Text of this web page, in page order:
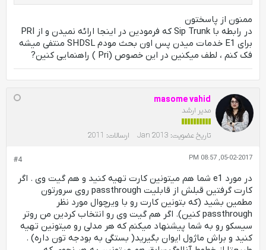
ممنون از پاسختون
در رابطه با Sip Trunk که فرمودین در اینجا ارائه نمیدن و از PRI
برای E1 خدمات میدن پس اون بحث مودم SHDSL منتفی میشه
فک کنم ، لطف میکنین در این خصوص (Pri ) راهنمایی کنین?
masome vahid
مدیر ارشد
تاریخ عضویت: Jan 2013 ارسالات: 2011
#4 05-02-2017, 08:57 PM
در مورد e1 شما هم میتونین کارت تهیه کنید و هم گیت وی . اگر
کارت گرفتین قبلش از قابلیت passthrough روی سرورتون
مطمین بشید (که بتونین کارت رو با ویرچوال مورد نظر
passthrough کنین). اگر هم گیت وی رو انتخاب کردین من روتر
سیسکو رو به شما پیشنهاد میکنم که هر مدلی رو میتونین تهیه
کنید و براش ماژول ایوان بگیرید( بستگی به بودجه تون داره) .